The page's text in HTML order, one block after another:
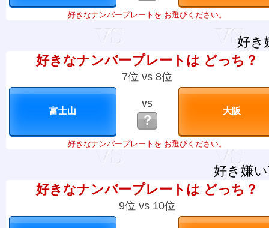
好きなナンバープレートを お選びください。
好き
好きなナンバープレートは どっち？
7位 vs 8位
VS
？
好きなナンバープレートを お選びください。
好き嫌
好きなナンバープレートは どっち？
9位 vs 10位